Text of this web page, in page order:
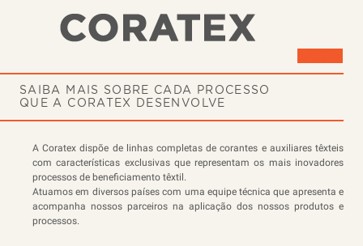
SAIBA MAIS SOBRE CADA PROCESSO
QUE A CORATEX DESENVOLVE
A Coratex dispõe de linhas completas de corantes e auxiliares têxteis
com características exclusivas que representam os mais inovadores
processos de beneficiamento têxtil.
Atuamos em diversos países com uma equipe técnica que apresenta e
acompanha nossos parceiros na aplicação dos nossos produtos e
processos.